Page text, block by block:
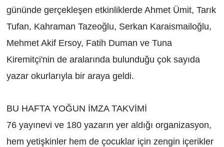
gününde gerçekleşen etkinliklerde Ahmet Ümit, Tarık
Tufan, Kahraman Tazeoğlu, Serkan Karaismailoğlu,
Mehmet Akif Ersoy, Fatih Duman ve Tuna
Kiremitçi'nin de aralarında bulunduğu çok sayıda
yazar okurlarıyla bir araya geldi.
BU HAFTA YOĞUN İMZA TAKVİMİ
76 yayınevi ve 180 yazarın yer aldığı organizasyon,
hem yetişkinler hem de çocuklar için zengin içerikler